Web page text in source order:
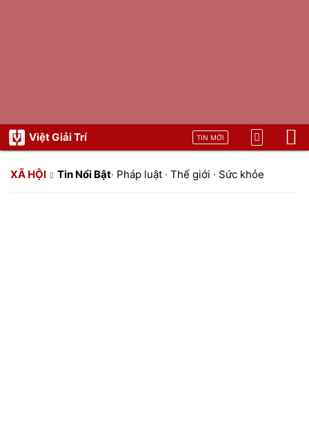
Việt Giải Trí TIN MỚI
XÃ HỘI Tin Nổi Bật· Pháp luật · Thế giới · Sức khỏe